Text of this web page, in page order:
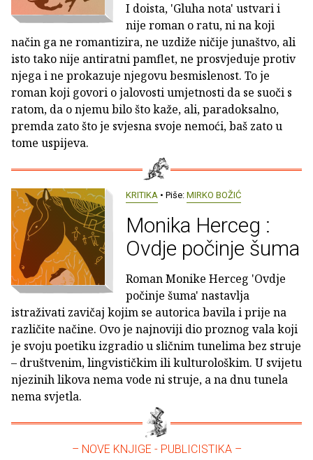
I doista, 'Gluha nota' ustvari i
nije roman o ratu, ni na koji
način ga ne romantizira, ne uzdiže ničije junaštvo, ali
isto tako nije antiratni pamflet, ne prosvjeduje protiv
njega i ne prokazuje njegovu besmislenost. To je
roman koji govori o jalovosti umjetnosti da se suoči s
ratom, da o njemu bilo što kaže, ali, paradoksalno,
premda zato što je svjesna svoje nemoći, baš zato u
tome uspijeva.
KRITIKA• Piše: MIRKO BOŽIĆ
Monika Herceg :
Ovdje počinje šuma
Roman Monike Herceg 'Ovdje
počinje šuma' nastavlja
istraživati zavičaj kojim se autorica bavila i prije na
različite načine. Ovo je najnoviji dio proznog vala koji
je svoju poetiku izgradio u sličnim tunelima bez struje
– društvenim, lingvističkim ili kulturološkim. U svijetu
njezinih likova nema vode ni struje, a na dnu tunela
nema svjetla.
– NOVE KNJIGE - PUBLICISTIKA –